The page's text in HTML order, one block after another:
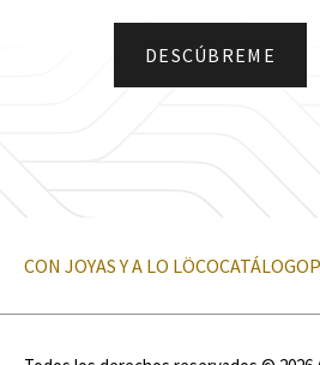
DESCÚBREME
CON JOYAS Y A LO LÖCOCATÁLOGO